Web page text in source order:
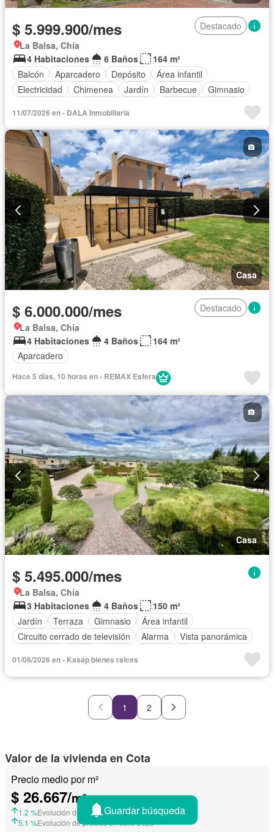
$ 5.999.900/mes
Destacado
La Balsa, Chía
4 Habitaciones
6 Baños
164 m²
Balcón
Aparcadero Depósito
Área infantil
Electricidad
Chimenea Jardín Barbecue
Gimnasio
Cuarto de servicio
Piscina
Patio
11/07/2026 en - DALA Inmobiliaria
Casa
$ 6.000.000/mes
Destacado
La Balsa, Chía
4 Habitaciones
4 Baños
164 m²
Aparcadero
Hace 5 días, 10 horas en - REMAX Esfera
Casa
$ 5.495.000/mes
La Balsa, Chía
3 Habitaciones
4 Baños
150 m²
Jardín
Terraza Gimnasio
Área infantil
Circuito cerrado de televisión
Alarma
Vista panorámica
01/06/2026 en - Kasap bienes raices
1 2
Valor de la vivienda en Cota
Precio medio por m²
$ 26.667/m²
1.2 %Evolución de precios en Junio 2026
5.1 %Evolución de precios en Julio 2025
Guardar búsqueda